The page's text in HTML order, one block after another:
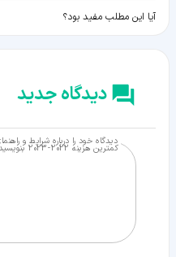
آیا این مطلب مفید بود؟
دیدگاه جدید
دیدگاه خود را درباره شرایط و
کمترین هزینه 2022-2023 بنویسید